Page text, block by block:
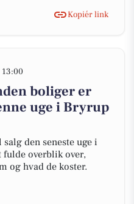
Kopiér link
boliger er
uge i Bryrup
den seneste uge i
fulde overblik over,
og hvad de koster.